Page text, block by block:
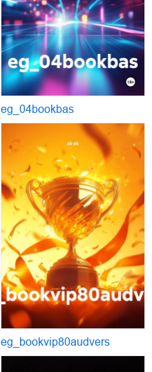
eg_04bookbas
eg_bookvip80audvers